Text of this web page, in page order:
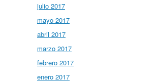
julio 2017
mayo 2017
abril 2017
marzo 2017
febrero 2017
enero 2017